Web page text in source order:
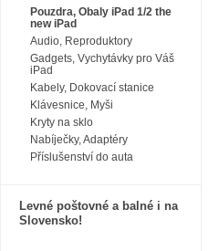
Pouzdra, Obaly iPad 1/2 the
new iPad
Audio, Reproduktory
Gadgets, Vychytávky pro Váš
iPad
Kabely, Dokovací stanice
Klávesnice, Myši
Kryty na sklo
Nabíječky, Adaptéry
Příslušenství do auta
Levné poštovné a balné i na
Slovensko!